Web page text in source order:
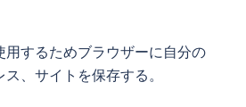
用するためブラウザーに自分の
、サイトを保存する。